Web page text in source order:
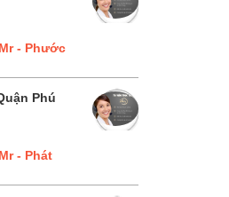
Mr - Phước
Phú
Mr - Phát